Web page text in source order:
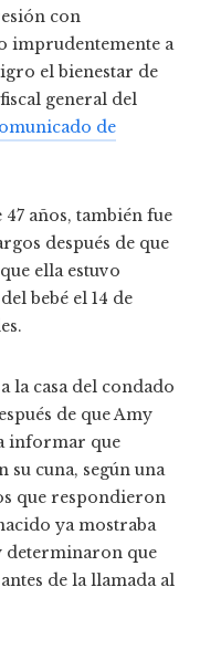
con
imprudentemente a
el bienestar de
general del
de
años, también fue
después de que
ella estuvo
bebé el 14 de
la casa del condado
de que Amy
informar que
cuna, según una
que respondieron
ya mostraba
determinaron que
de la llamada al